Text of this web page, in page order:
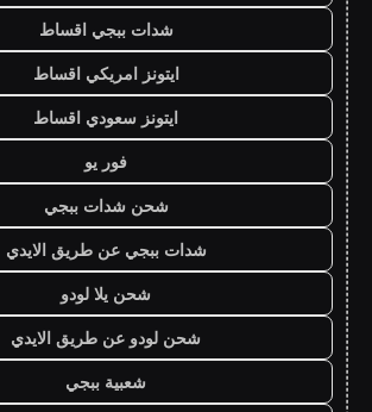
شدات ببجي اقساط
ايتونز امريكي اقساط
ايتونز سعودي اقساط
فور يو
شحن شدات ببجي
شدات ببجي عن طريق الايدي
شحن يلا لودو
شحن لودو عن طريق الايدي
شعبية ببجي